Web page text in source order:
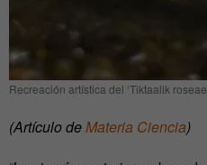
Recreación artística del ‘Tiktaalik
(Artículo deMateria Ciencia)